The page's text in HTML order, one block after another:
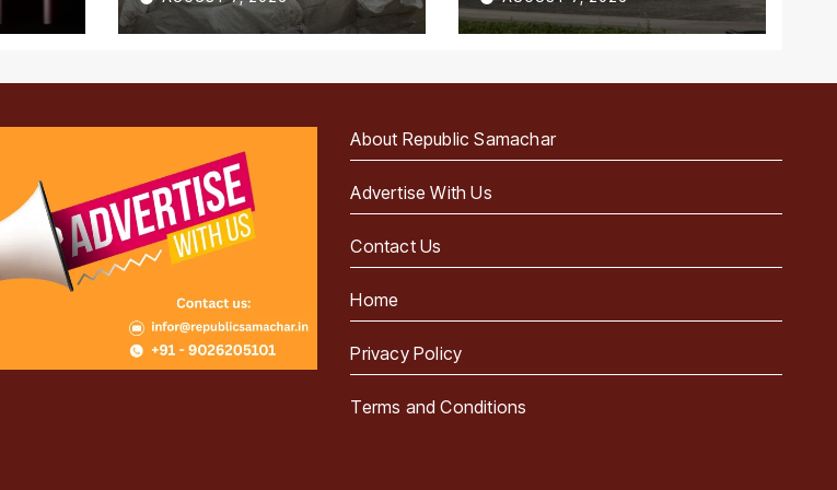
पहला राज्य
About Republic Samachar
Advertise With Us
Contact Us
Home
Privacy Policy
Terms and Conditions